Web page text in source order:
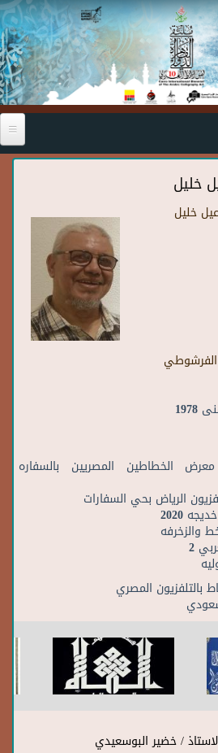
خليل
خليل
الخطاطين المصريين بالسفاره
الرياض بحي السفارات
2020
والزخرفه
2
بالتلفزيون المصري
/ خضير البوسعيدي